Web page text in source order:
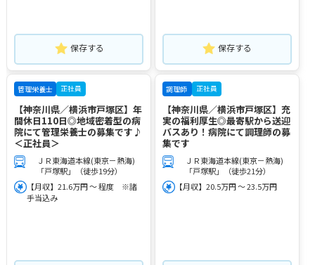
保存する 保存する
管理栄養士 正社員
【神奈川県／横浜市戸塚区】年
間休日110日◎地域密着型の病
院にて管理栄養士の募集です♪
＜正社員＞
ＪＲ東海道本線(東京－熱海)
「戸塚駅」（徒歩19分）
【月収】21.6万円 ～ 程度 ※諸
手当込み
調理師 正社員
【神奈川県／横浜市戸塚区】充
実の福利厚生◎最寄駅から送迎
バスあり！病院にて調理師の募
集です
ＪＲ東海道本線(東京－熱海)
「戸塚駅」（徒歩21分）
【月収】20.5万円 ～ 23.5万円